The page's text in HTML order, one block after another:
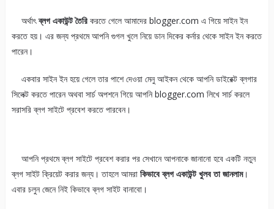
অর্থাৎব্লগ একাউন্ট তৈরিকরতে গেলে আমাদের blogger.com এ গিয়ে সাইন ইন
করতে হয়। এর জন্য প্রথমে আপনি গুগল খুলে নিয়ে ডান দিকের কর্নার থেকে সাইন ইন করতে
পারেন।
একবার সাইন ইন হয়ে গেলে তার পাশে দেওয়া মেনু আইকন থেকে আপনি ডাইরেক্ট ব্লগার
সিলেক্ট করতে পারেন অথবা সার্চ অপশনে গিয়ে আপনি blogger.com লিখে সার্চ করলে
সরাসরি ব্লগ সাইটে প্রবেশ করতে পারবেন।
আপনি প্রথমে ব্লগ সাইটে প্রবেশ করার পর সেখানে আপনাকে জানানো হবে একটি নতুন
ব্লগ সাইট ক্রিয়েট করার জন্য। তাহলে আমরা কিভাবে ব্লগ একাউন্ট খুলব তা জানলাম।
এবার চলুন জেনে নিই কিভাবে ব্লগ সাইট বানাবো।